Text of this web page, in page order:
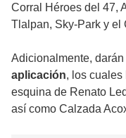
Corral Héroes del 47,
Tlalpan, Sky-Park y el
Adicionalmente, darán
aplicación, los
esquina de Renato
así como Calzada